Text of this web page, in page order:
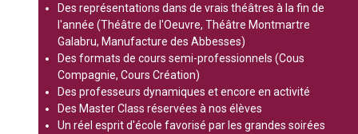
Des représentations dans de vrais théâtres à la fin de
l'année (Théâtre de l'Oeuvre, Théâtre Montmartre
Galabru, Manufacture des Abbesses)
Des formats de cours semi-professionnels (Cous
Compagnie, Cours Création)
Des professeurs dynamiques et encore en activité
Des Master Class réservées à nos élèves
Un réel esprit d'école favorisé par les grandes soirées